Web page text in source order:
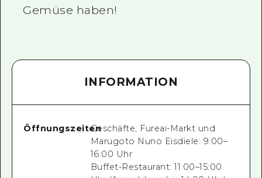
Gemüse haben!
INFORMATION
ÖffnungszeitenGeschäfte, Fureai-Markt und
Marugoto Nuno Eisdiele: 9:00–
16:00 Uhr
Buffet-Restaurant: 11:00–15:00